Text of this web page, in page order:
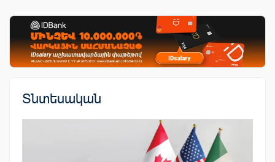
Տնտեսական